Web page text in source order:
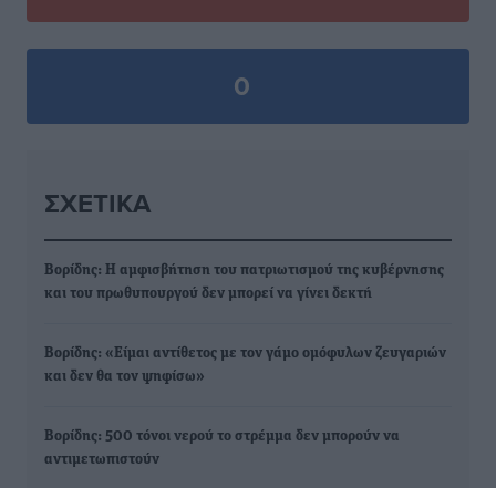
0
ΣΧΕΤΙΚΆ
Βορίδης: Η αμφισβήτηση του πατριωτισμού της κυβέρνησης
και του πρωθυπουργού δεν μπορεί να γίνει δεκτή
Βορίδης: «Είμαι αντίθετος με τον γάμο ομόφυλων ζευγαριών
και δεν θα τον ψηφίσω»
Βορίδης: 500 τόνοι νερού το στρέμμα δεν μπορούν να
αντιμετωπιστούν